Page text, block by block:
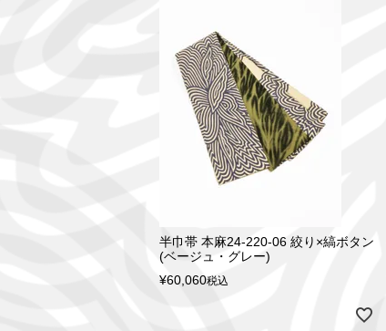
半巾帯 本麻24-220-06 絞り×縞ボタン
(ベージュ・グレー)
¥60,060税込